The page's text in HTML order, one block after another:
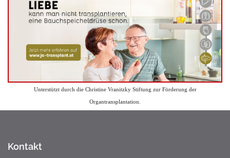
Unterstützt durch die Christine Vranitzky Stiftung zur Förderung der
Organtransplantation.
Kontakt